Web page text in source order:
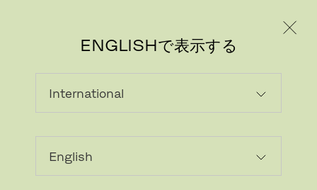
ENGLISHで表示する